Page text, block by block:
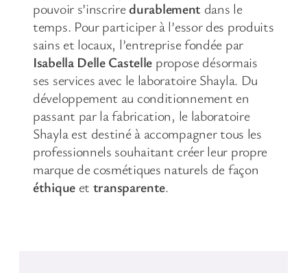
pouvoir s’inscriredurablement dans le
temps. Pour participer à l’essor des produits
sains et locaux, l’entreprise fondée par
Isabella Delle Castelle propose désormais
ses services avec le laboratoire Shayla. Du
développement au conditionnement en
passant par la fabrication, le laboratoire
Shayla est destiné à accompagner tous les
professionnels souhaitant créer leur propre
marque de cosmétiques naturels de façon
éthiqueet transparente.